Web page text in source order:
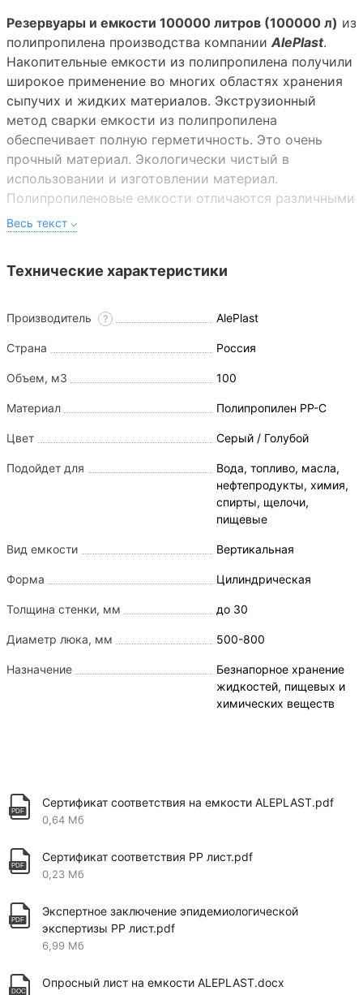
Резервуары и емкости 100000 литров (100000 л) из
полипропилена производства компании AlePlast.
Накопительные емкости из полипропилена получили
широкое применение во многих областях хранения
сыпучих и жидких материалов. Экструзионный
метод сварки емкости из полипропилена
обеспечивает полную герметичность. Это очень
прочный материал. Экологически чистый в
использовании и изготовлении материал.
Полипропиленовые емкости отличаются различными
параметрами. При изготовлении емкостей они
проходят разностороннюю проверку на прочность.
для воды - это одно из профилирующих направлений
Изготовление горизонтальных емкостей на 100000 л
(литров) для воды и вертикальных резервуаров
прямоугольной).
Цилиндрические;
С вертикальным или горизонтальным
распределением хранимого материала.
градусов по цельсию;
Устойчивость к большинству агрессивных
сред;
Устойчивость к ультрафиолетовому
Емкости на 100000л (100000
литров) из пластика: Сфера
использования
Гальванические ванны. Благодаря
устойчивости полипропилена к воздействию
щелочей емкости оптимально подходят под это
назначение;
Технические характеристики
Производитель ? AlePlast
Страна Россия
Объем, м3 100
Материал Полипропилен PP-C
Цвет Серый / Голубой
Подойдет для
Вода, топливо, масла,
нефтепродукты, химия,
спирты, щелочи,
пищевые
Вид емкости Вертикальная
Форма Цилиндрическая
Толщина стенки, мм до 30
Диаметр люка, мм 500-800
Назначение
Безнапорное хранение
жидкостей, пищевых и
химических веществ
Сертификат соответствия на емкости ALEPLAST.pdf
0,64 Мб
Сертификат соответствия PP лист.pdf
0,23 Мб
Экспертное заключение эпидемиологической
экспертизы PP лист.pdf
6,99 Мб
Опросный лист на емкости ALEPLAST.docx